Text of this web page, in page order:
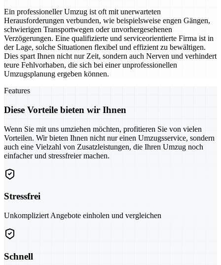
Ein professioneller Umzug ist oft mit unerwarteten
Herausforderungen verbunden, wie beispielsweise engen Gängen,
schwierigen Transportwegen oder unvorhergesehenen
Verzögerungen. Eine qualifizierte und serviceorientierte Firma ist in
der Lage, solche Situationen flexibel und effizient zu bewältigen.
Dies spart Ihnen nicht nur Zeit, sondern auch Nerven und verhindert
teure Fehlvorhaben, die sich bei einer unprofessionellen
Umzugsplanung ergeben können.
Features
Diese Vorteile bieten wir Ihnen
Wenn Sie mit uns umziehen möchten, profitieren Sie von vielen
Vorteilen. Wir bieten Ihnen nicht nur einen Umzugsservice, sondern
auch eine Vielzahl von Zusatzleistungen, die Ihren Umzug noch
einfacher und stressfreier machen.
Stressfrei
Unkompliziert Angebote einholen und vergleichen
Schnell